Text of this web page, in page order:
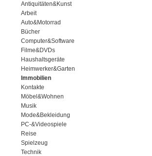
Antiquitäten&Kunst
Arbeit
Auto&Motorrad
Bücher
Computer&Software
Filme&DVDs
Haushaltsgeräte
Heimwerker&Garten
Immobilien
Kontakte
Möbel&Wohnen
Musik
Mode&Bekleidung
PC-&Videospiele
Reise
Spielzeug
Technik